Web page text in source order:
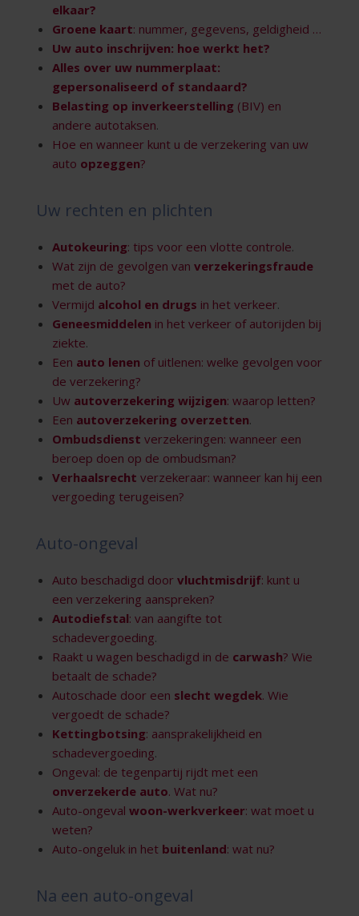
elkaar?
Groene kaart: nummer, gegevens, geldigheid …
Uw auto inschrijven: hoe werkt het?
Alles over uw nummerplaat:
gepersonaliseerd of standaard?
Belasting op inverkeerstelling (BIV) en
andere autotaksen.
Hoe en wanneer kunt u de verzekering van uw
auto opzeggen?
Uw rechten en plichten
Autokeuring: tips voor een vlotte controle.
Wat zijn de gevolgen van verzekeringsfraude
met de auto?
Vermijd alcohol en drugs in het verkeer.
Geneesmiddelen in het verkeer of autorijden bij
ziekte.
Een auto lenen of uitlenen: welke gevolgen voor
de verzekering?
Uw autoverzekering wijzigen: waarop letten?
Een autoverzekering overzetten.
Ombudsdienst verzekeringen: wanneer een
beroep doen op de ombudsman?
Verhaalsrecht verzekeraar: wanneer kan hij een
vergoeding terugeisen?
Auto-ongeval
Auto beschadigd door vluchtmisdrijf: kunt u
een verzekering aanspreken?
Autodiefstal: van aangifte tot
schadevergoeding.
Raakt u wagen beschadigd in de carwash? Wie
betaalt de schade?
Autoschade door een slecht wegdek. Wie
vergoedt de schade?
Kettingbotsing: aansprakelijkheid en
schadevergoeding.
Ongeval: de tegenpartij rijdt met een
onverzekerde auto. Wat nu?
Auto-ongeval woon-werkverkeer: wat moet u
weten?
Auto-ongeluk in het buitenland: wat nu?
Na een auto-ongeval